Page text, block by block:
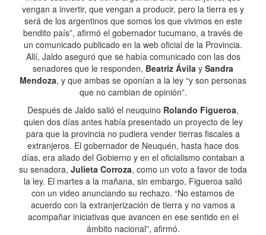
vengan a invertir, que vengan a producir, pero la tierra es y
será de los argentinos que somos los que vivimos en este
bendito país”, afirmó el gobernador tucumano, a través de
un comunicado publicado en la web oficial de la Provincia.
Allí, Jaldo aseguró que se había comunicado con las dos
senadores que le responden, Beatriz Ávila y Sandra
Mendoza, y que ambas se oponían a la ley “y son personas
que no cambian de opinión”.
Después de Jaldo salió el neuquino Rolando Figueroa,
quien dos días antes había presentado un proyecto de ley
para que la provincia no pudiera vender tierras fiscales a
extranjeros. El gobernador de Neuquén, hasta hace dos
días, era aliado del Gobierno y en el oficialismo contaban a
su senadora, Julieta Corroza, como un voto a favor de toda
la ley. El martes a la mañana, sin embargo, Figueroa salió
con un video anunciando su rechazo. “No estamos de
acuerdo con la extranjerización de tierra y no vamos a
acompañar iniciativas que avancen en ese sentido en el
ámbito nacional”, afirmó.